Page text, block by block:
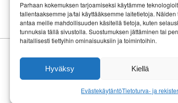
Parhaan kokemuksen tarjoamiseksi käytämme
tallentaaksemme ja/tai käyttääksemme laitetietoja.
antaa meille mahdollisuuden käsitellä tietoja, kuten
tunnuksia tällä sivustolla. Suostumuksen jättäminen tai
haitallisesti tiettyihin ominaisuuksiin ja toimintoihin.
Hyväksy Kiellä
EvästekäytäntöTietoturva- ja